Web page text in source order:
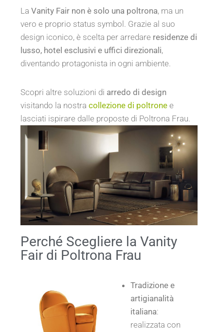
La Vanity Fair non è solo una poltrona, ma un
vero e proprio status symbol. Grazie al suo
design iconico, è scelta per arredare residenze di
lusso, hotel esclusivi e uffici direzionali,
diventando protagonista in ogni ambiente.
Scopri altre soluzioni di arredo di design
visitando la nostra collezione di poltrone e
lasciati ispirare dalle proposte di Poltrona Frau.
Perché Scegliere la Vanity
Fair di Poltrona Frau
Tradizione e
artigianalità
italiana:
realizzata con